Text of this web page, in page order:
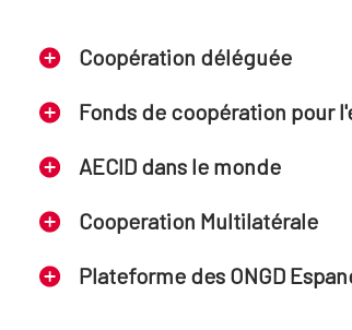
Coopération déléguée
Fonds de coopération pour
AECID dans le monde
Cooperation Multilatérale
Plateforme des ONGD